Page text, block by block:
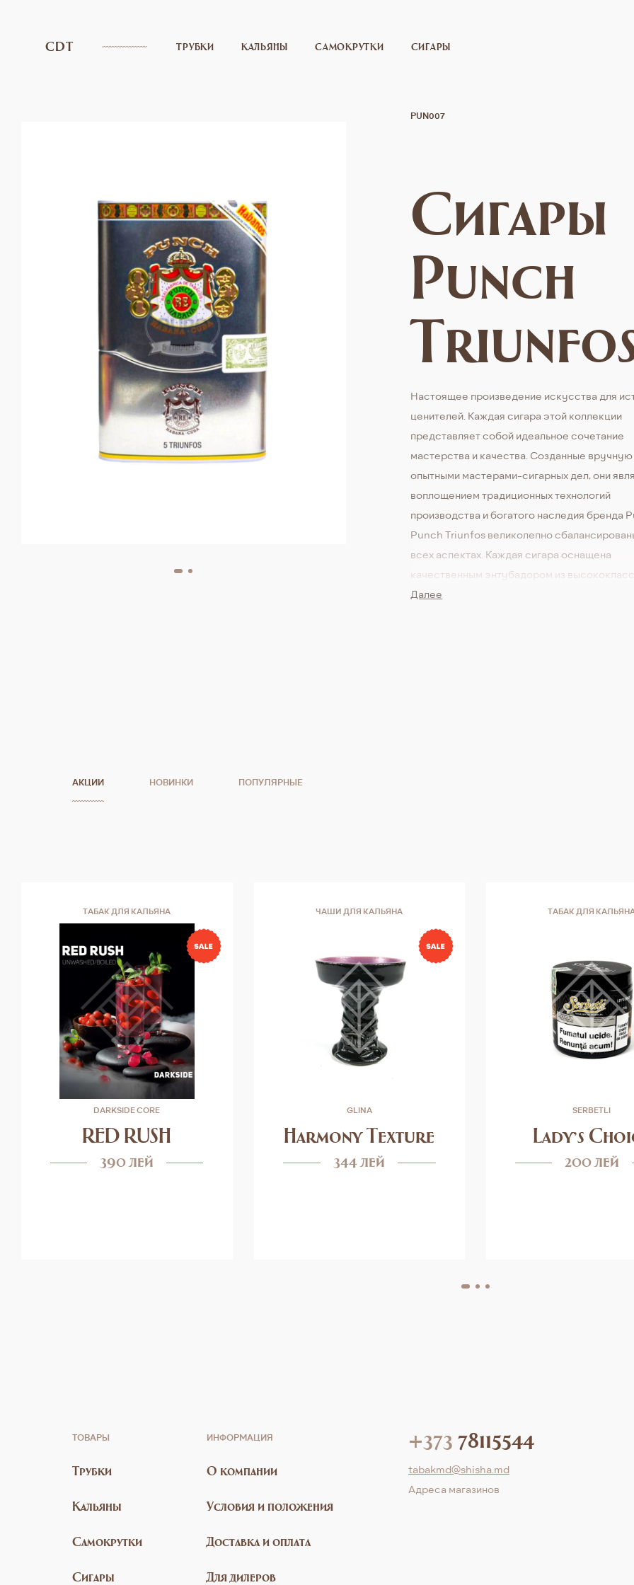
CDT ТРУБКИ КАЛЬЯНЫ САМОКРУТКИ СИГАРЫ
PUN007
Сигары
Punch
Настоящее произведение искусства для
ценителей. Каждая сигара этой коллекции
представляет собой идеальное сочетание
мастерства и качества. Созданные вручную
опытными мастерами-сигарных дел, они
воплощением традиционных технологий
производства и богатого наследия бренда
Punch Triunfos великолепно
всех аспектах. Каждая сигара оснащена
качественным энтубадором из
табачных листьев, обеспечивая отличную
Далее
АКЦИИ НОВИНКИ ПОПУЛЯРНЫЕ
ТАБАК ДЛЯ КАЛЬЯНА
DARKSIDE CORE
RED RUSH
390 лей
ЧАШИ ДЛЯ КАЛЬЯНА
GLINA
Harmony Texture
344 лей
ТАБАК ДЛЯ
SERBETLI
Lady's
200 лей
ТОВАРЫ
Трубки
Кальяны
Самокрутки
Сигары
ИНФОРМАЦИЯ
О компании
Условия и положения
Доставка и оплата
Для дилеров
+373 78115544
tabakmd@shisha.md
Aдреса магазинов